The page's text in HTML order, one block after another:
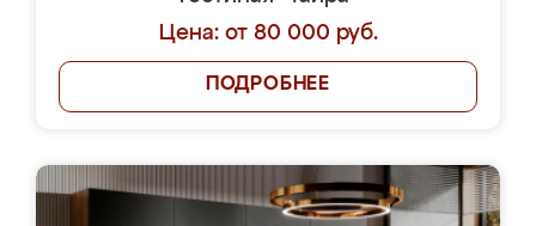
Цена: от 80 000 руб.
ПОДРОБНЕЕ